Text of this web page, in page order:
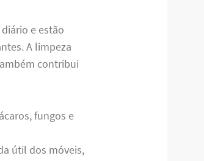
e estão
A limpeza
contribui
fungos e
útil dos móveis,